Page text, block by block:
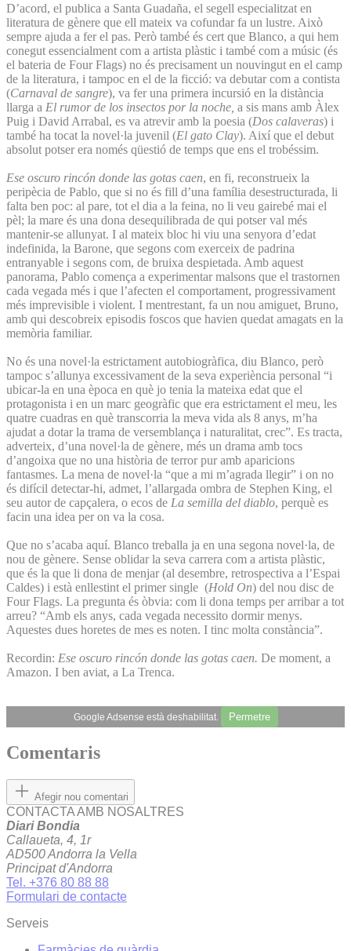
D’acord, el publica a Santa Guadaña, el segell especialitzat en
literatura de gènere que ell mateix va cofundar fa un lustre. Això
sempre ajuda a fer el pas. Però també és cert que Blanco, a qui hem
conegut essencialment com a artista plàstic i també com a músic (és
el bateria de Four Flags) no és precisament un nouvingut en el camp
de la literatura, i tampoc en el de la ficció: va debutar com a contista
(Carnaval de sangre), va fer una primera incursió en la distància
llarga a El rumor de los insectos por la noche, a sis mans amb Àlex
Puig i David Arrabal, es va atrevir amb la poesia (Dos calaveras) i
també ha tocat la novel·la juvenil (El gato Clay). Així que el debut
absolut potser era només qüestió de temps que ens el trobéssim.
Ese oscuro rincón donde las gotas caen, en fi, reconstrueix la
peripècia de Pablo, que si no és fill d’una família desestructurada, li
falta ben poc: al pare, tot el dia a la feina, no li veu gairebé mai el
pèl; la mare és una dona desequilibrada de qui potser val més
mantenir-se allunyat. I al mateix bloc hi viu una senyora d’edat
indefinida, la Barone, que segons com exerceix de padrina
entranyable i segons com, de bruixa despietada. Amb aquest
panorama, Pablo comença a experimentar malsons que el trastornen
cada vegada més i que l’afecten el comportament, progressivament
més imprevisible i violent. I mentrestant, fa un nou amiguet, Bruno,
amb qui descobreix episodis foscos que havien quedat amagats en la
memòria familiar.
No és una novel·la estrictament autobiogràfica, diu Blanco, però
tampoc s’allunya excessivament de la seva experiència personal “i
ubicar-la en una època en què jo tenia la mateixa edat que el
protagonista i en un marc geogràfic que era estrictament el meu, les
quatre cuadras en què transcorria la meva vida als 8 anys, m’ha
ajudat a dotar la trama de versemblança i naturalitat, crec”. Es tracta,
adverteix, d’una novel·la de gènere, més un drama amb tocs
d’angoixa que no una història de terror pur amb aparicions
fantasmes. La mena de novel·la “que a mi m’agrada llegir” i on no
és difícil detectar-hi, admet, l’allargada ombra de Stephen King, el
seu autor de capçalera, o ecos de La semilla del diablo, perquè es
facin una idea per on va la cosa.
Que no s’acaba aquí. Blanco treballa ja en una segona novel·la, de
nou de gènere. Sense oblidar la seva carrera com a artista plàstic,
que és la que li dona de menjar (al desembre, retrospectiva a l’Espai
Caldes) i està enllestint el primer single (Hold On) del nou disc de
Four Flags. La pregunta és òbvia: com li dona temps per arribar a tot
arreu? “Amb els anys, cada vegada necessito dormir menys.
Aquestes dues horetes de mes es noten. I tinc molta constància”.
Recordin: Ese oscuro rincón donde las gotas caen. De moment, a
Amazon. I ben aviat, a La Trenca.
Google Adsense està deshabilitat. Permetre
Comentaris
Afegir nou comentari
CONTACTA AMB NOSALTRES
Diari Bondia
Callaueta, 4, 1r
AD500 Andorra la Vella
Principat d'Andorra
Tel. +376 80 88 88
Formulari de contacte
Serveis